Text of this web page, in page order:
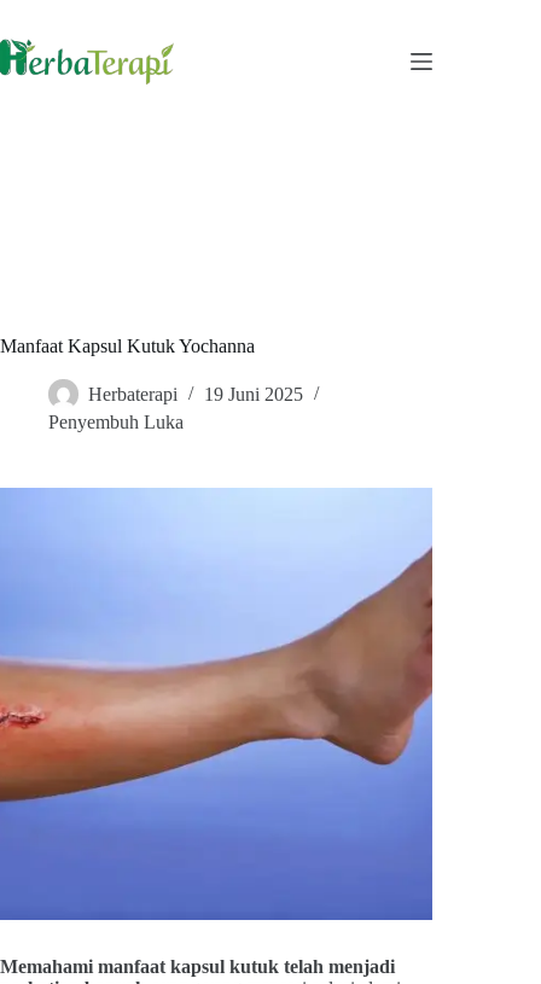
content
Manfaat Kapsul Kutuk Yochanna
Herbaterapi
19 Juni 2025
Penyembuh Luka
Memahami manfaat kapsul kutuk telah menjadi